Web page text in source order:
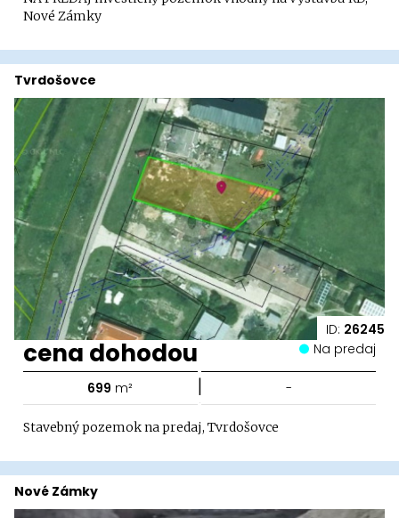
Nové Zámky
ID: 26245
Tvrdošovce
cena dohodou Na predaj
699 m² | -
Stavebný pozemok na predaj, Tvrdošovce
Nové Zámky